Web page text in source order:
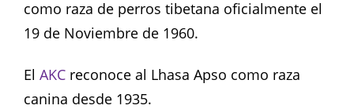
como raza de perros tibetana oficialmente el
19 de Noviembre de 1960.
El AKC reconoce al Lhasa Apso como raza
canina desde 1935.